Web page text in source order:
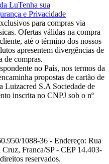
LuTenha sua
e Privacidade
para compras via
Ofertas válidas na compra
até o término dos nossos
apresentem divergências de
de compras.
no País, nos termos da
propostas de cartão de
Luizacred S.A Sociedade de
inscrita no CNPJ sob o nº
1088-36 - Endereço: Rua
Franca/SP - CEP 14.403-
reservados.